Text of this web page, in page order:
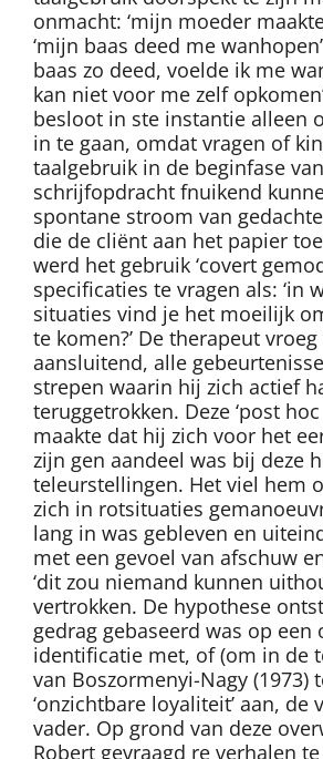
onmacht: ‘mijn moeder
‘mijn baas deed me
baas zo deed, voelde ik me
kan niet voor me zelf
besloot in ste instantie alleen
in te gaan, omdat vragen of
taalgebruik in de beginfase
schrijfopdracht fnuikend
spontane stroom van
die de cliënt aan het papier
werd het gebruik ‘covert
specificaties te vragen als: ‘in
situaties vind je het moeilijk
te komen?’ De therapeut
aansluitend, alle
strepen waarin hij zich actief
teruggetrokken. Deze ‘post
maakte dat hij zich voor het
zijn gen aandeel was bij deze
teleurstellingen. Het viel hem
zich in rotsituaties
lang in was gebleven en
met een gevoel van afschuw
‘dit zou niemand kunnen
vertrokken. De hypothese
gedrag gebaseerd was op een
identificatie met, of (om in de
van Boszormenyi-Nagy (1973)
‘onzichtbare loyaliteit’ aan, de
vader. Op grond van deze
Robert gevraagd re verhalen